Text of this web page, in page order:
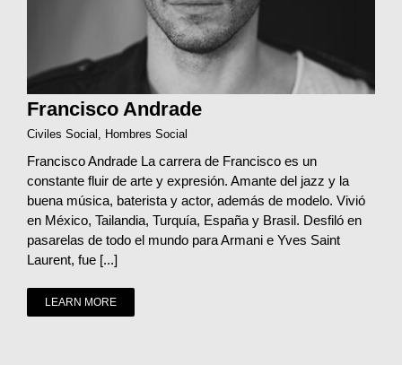
Francisco Andrade
Civiles Social Hombres Social
Francisco Andrade La carrera de Francisco es un
constante fluir de arte y expresión. Amante del jazz y la
buena música, baterista y actor, además de modelo. Vivió
en México, Tailandia, Turquía, España y Brasil. Desfiló en
pasarelas de todo el mundo para Armani e Yves Saint
Laurent, fue [...]
LEARN MORE